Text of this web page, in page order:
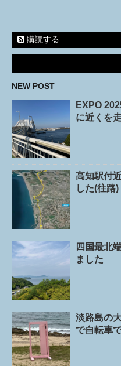
購読する
NEW POST
EXPO
に近くを
高知駅付
した(往路)
四国最北
ました
淡路島の
で自転車